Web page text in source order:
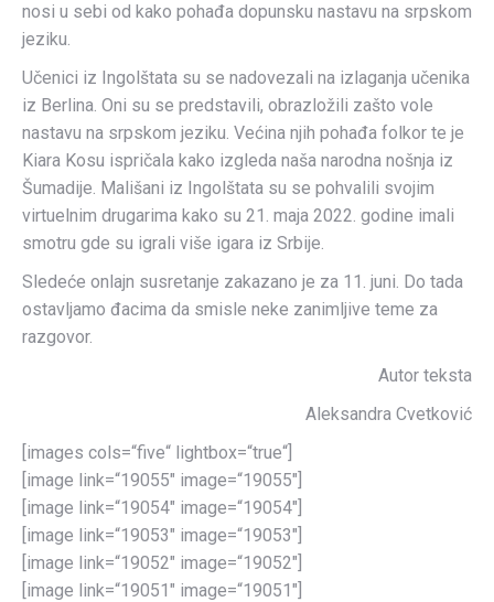
nosi u sebi od kako pohađa dopunsku nastavu na srpskom
jeziku.
Učenici iz Ingolštata su se nadovezali na izlaganja učenika
iz Berlina. Oni su se predstavili, obrazložili zašto vole
nastavu na srpskom jeziku. Većina njih pohađa folkor te je
Kiara Kosu ispričala kako izgleda naša narodna nošnja iz
Šumadije. Mališani iz Ingolštata su se pohvalili svojim
virtuelnim drugarima kako su 21. maja 2022. godine imali
smotru gde su igrali više igara iz Srbije.
Sledeće onlajn susretanje zakazano je za 11. juni. Do tada
ostavljamo đacima da smisle neke zanimljive teme za
razgovor.
Autor teksta
Aleksandra Cvetković
[images cols=“five“ lightbox=“true“]
[image link=“19055″ image=“19055″]
[image link=“19054″ image=“19054″]
[image link=“19053″ image=“19053″]
[image link=“19052″ image=“19052″]
[image link=“19051″ image=“19051″]